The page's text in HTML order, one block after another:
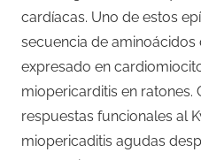
cardíacas. Uno de estos
secuencia de aminoácidos
expresado en
miopericarditis en ratones.
respuestas funcionales al
miopericaditis agudas